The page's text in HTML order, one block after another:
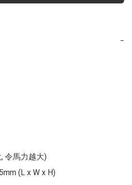
−
令馬力越大)
(L x W x H)